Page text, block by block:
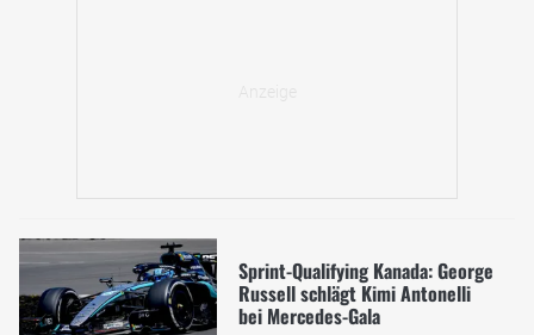
Sprint-Qualifying Kanada: George
Russell schlägt Kimi Antonelli
bei Mercedes-Gala